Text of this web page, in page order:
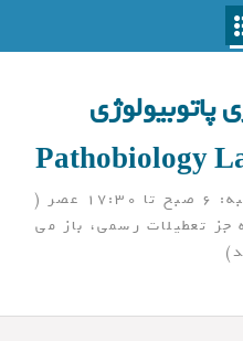
پاتوبیولوژی
Pathobiology
ساعات کاری: شنبه تا پنجشنبه: 6 صبح تا 17:30 عصر (
جز تعطیلات رسمی، باز می